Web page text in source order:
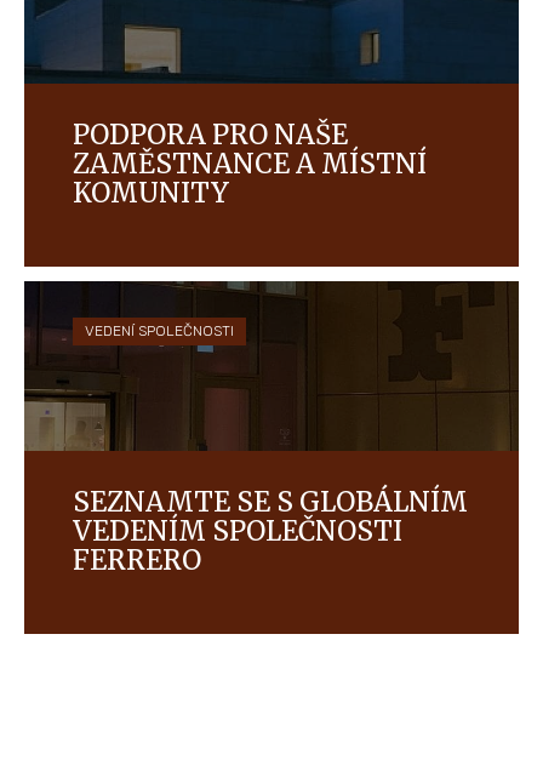
PODPORA PRO NAŠE
ZAMĚSTNANCE A MÍSTNÍ
KOMUNITY
sociálního a kulturního programu a posilování
vazeb s komunitami v místech, v nichž působíme.
VEDENÍ SPOLEČNOSTI
SEZNAMTE SE S GLOBÁLNÍM
VEDENÍM SPOLEČNOSTI
FERRERO